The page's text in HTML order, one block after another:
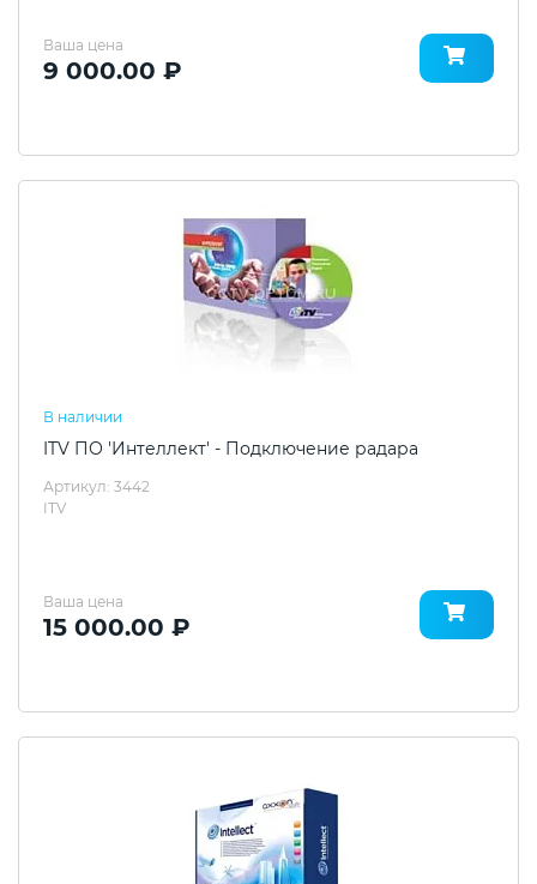
Ваша цена
9 000.00 ₽
В наличии
ITV ПО 'Интеллект' - Подключение радара
Артикул: 3442
ITV
Ваша цена
15 000.00 ₽